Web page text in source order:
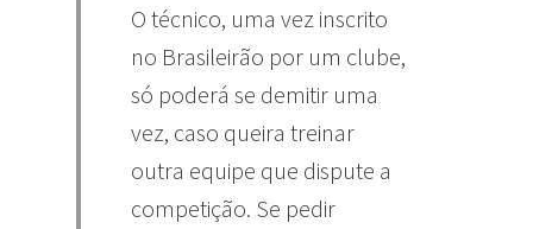
O técnico, uma vez inscrito
no Brasileirão por um clube,
só poderá se demitir uma
vez, caso queira treinar
outra equipe que dispute a
competição. Se pedir